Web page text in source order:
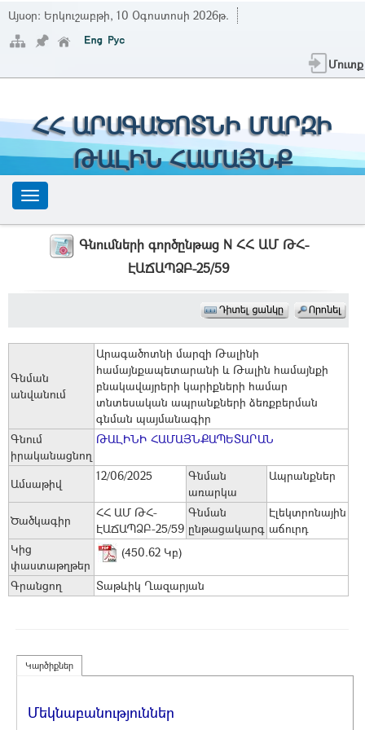
Այսօր: Երկուշաբթի, 10 Օգոստոսի 2026թ.
Մուտք
ՀՀ ԱՐԱԳԱԾՈՏՆԻ ՄԱՐԶԻ
ԹԱԼԻՆ ՀԱՄԱՅՆՔ
Գնումների գործընթաց N ՀՀ ԱՄ ԹՀ-
ԷԱՃԱՊՁԲ-25/59
Գնման
անվանում
Արագածոտնի մարզի Թալինի
համայնքապետարանի և Թալին համայնքի
բնակավայրերի կարիքների համար
տնտեսական ապրանքների ձեռքբերման
գնման պայմանագիր
Գնում
իրականացնող
ԹԱԼԻՆԻ ՀԱՄԱՅՆՔԱՊԵՏԱՐԱՆ
Ամսաթիվ
12/06/2025
Գնման
առարկա
Ապրանքներ
Ծածկագիր
ՀՀ ԱՄ ԹՀ-
ԷԱՃԱՊՁԲ-25/59
Գնման
ընթացակարգ
Էլեկտրոնային
աճուրդ
Կից
փաստաթղթեր
(450.62 Կբ)
Գրանցող Տաթևիկ Ղազարյան
Կարծիքներ
Մեկնաբանություններ